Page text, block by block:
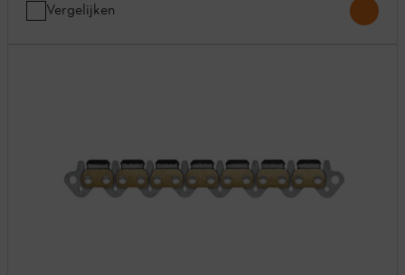
Vergelijken